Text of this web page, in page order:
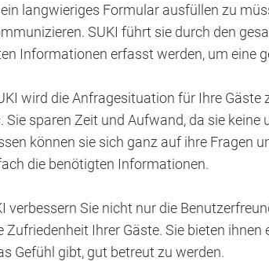
langwieriges Formular ausfüllen zu
SUKI führt sie durch den
Informationen erfasst werden, um eine
wird die Anfragesituation für Ihre
Sie sparen Zeit und Aufwand, da sie
können sie sich ganz auf ihre Fragen
die benötigten Informationen.
verbessern Sie nicht nur die
Zufriedenheit Ihrer Gäste. Sie bieten
Gefühl gibt, gut betreut zu werden.